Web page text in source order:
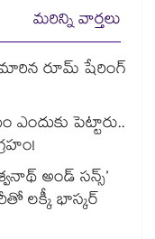
మరిన్ని వార్తలు
మారిన రూమ్ షేరింగ్‌
పెట్టారు..
అండ్ సన్స్’
లక్కీ భాస్కర్